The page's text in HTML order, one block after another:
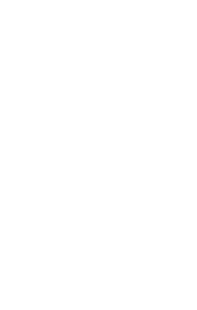
mit Liegestühlen